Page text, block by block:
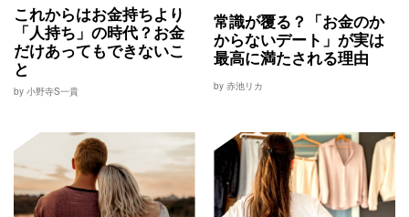
これからはお金持ちより
「人持ち」の時代？お金
だけあってもできないこ
と
by 小野寺S一貴
常識が覆る？「お金のか
からないデート」が実は
最高に満たされる理由
by 赤池リカ